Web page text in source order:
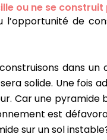
ou ne se construit
l’opportunité de
dans
solide. Une fois
Car une pyramide
est
sur un sol